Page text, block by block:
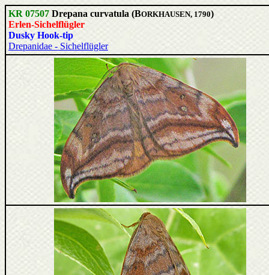
KR 07507 Drepana curvatula (BORKHAUSEN, 1790)
Erlen-Sichelflügler
Dusky Hook-tip
Drepanidae - Sichelflügler